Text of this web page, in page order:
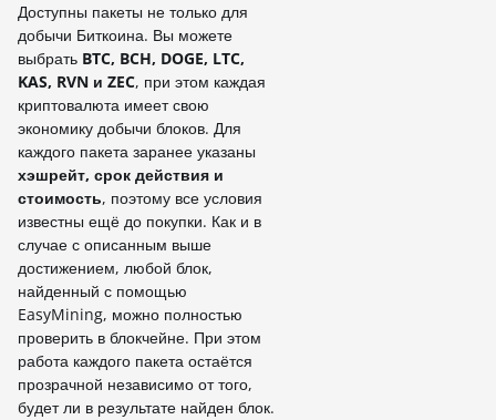
Доступны пакеты не только для
добычи Биткоина. Вы можете
выбрать BTC, BCH, DOGE, LTC,
KAS, RVN и ZEC, при этом каждая
криптовалюта имеет свою
экономику добычи блоков. Для
каждого пакета заранее указаны
хэшрейт, срок действия и
стоимость, поэтому все условия
известны ещё до покупки. Как и в
случае с описанным выше
достижением, любой блок,
найденный с помощью
EasyMining, можно полностью
проверить в блокчейне. При этом
работа каждого пакета остаётся
прозрачной независимо от того,
будет ли в результате найден блок.